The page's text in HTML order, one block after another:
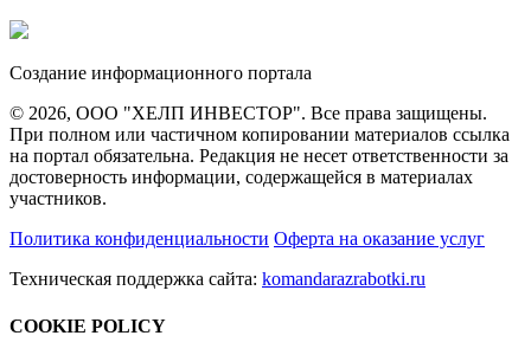
Создание информационного портала
© 2026, ООО "ХЕЛП ИНВЕСТОР". Все права защищены.
При полном или частичном копировании материалов ссылка
на портал обязательна. Редакция не несет ответственности за
достоверность информации, содержащейся в материалах
участников.
Политика конфиденциальности Оферта на оказание услуг
Техническая поддержка сайта: komandarazrabotki.ru
COOKIE POLICY